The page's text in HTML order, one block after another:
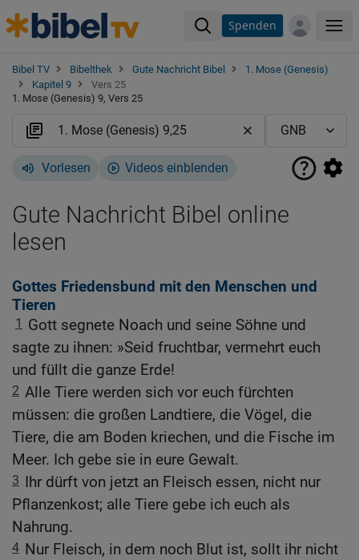
Spenden
Bibel TV Bibelthek Gute Nachricht Bibel
1. Mose (Genesis)
Kapitel 9
Vers 25
1. Mose (Genesis) 9, Vers 25
Vorlesen Videos einblenden
Gute Nachricht Bibel online
lesen
Gottes Friedensbund mit den Menschen und
Tieren
1
Gott segnete Noach und seine Söhne und
sagte zu ihnen: »Seid fruchtbar, vermehrt euch
und füllt die ganze Erde!
2 Alle Tiere werden sich vor euch fürchten
müssen: die großen Landtiere, die Vögel, die
Tiere, die am Boden kriechen, und die Fische im
Meer. Ich gebe sie in eure Gewalt.
3 Ihr dürft von jetzt an Fleisch essen, nicht nur
Pflanzenkost; alle Tiere gebe ich euch als
Nahrung.
4 Nur Fleisch, in dem noch Blut ist, sollt ihr nicht